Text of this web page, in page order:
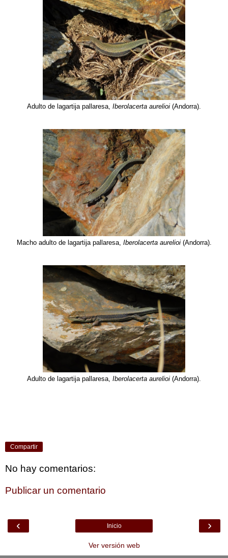
Adulto de lagartija pallaresa, Iberolacerta aurelioi (Andorra).
Macho adulto de lagartija pallaresa, Iberolacerta aurelioi (Andorra).
Adulto de lagartija pallaresa, Iberolacerta aurelioi (Andorra).
Compartir
No hay comentarios:
Publicar un comentario
‹ ›
Inicio
Ver versión web